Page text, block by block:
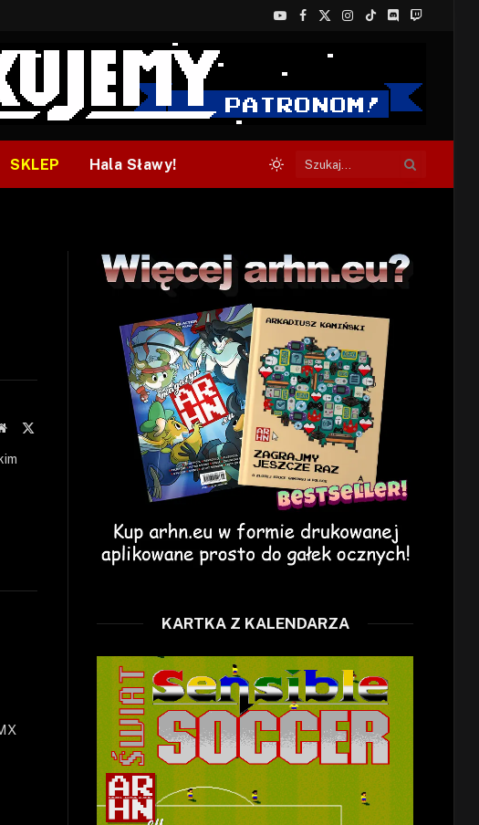
YouTube
Facebook
X
Instagram
TikTokDiscordTwitch
SKLEP Hala Sławy!
Strona
KARTKA Z KALENDARZA